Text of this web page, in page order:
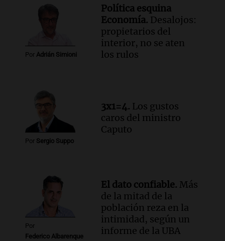
Panorama Federal
Episodios
Audio.Encuentran cuerpo en el Riacho
Santa Fe: se trataría de un hombre
desaparecido mientras practicaba
kitesurf
Audio.
porque el concurso “abre un espacio a la
creatividad”
Edición 2026
Episodios
Radioinforme 3
Episodios
Por Adrián Simioni
Política esquina
Economía. Desalojos:
propietarios del
interior, no se aten
los rulos
Por Sergio Suppo
3x1=4. Los gustos
caros del ministro
Caputo
Por
Federico Albarenque
El dato confiable. Más
de la mitad de la
población reza en la
intimidad, según un
informe de la UBA